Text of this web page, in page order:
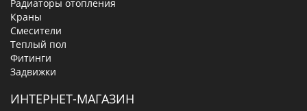
Радиаторы отопления
Краны
Смесители
Теплый пол
Фитинги
Задвижки
ИНТЕРНЕТ-МАГАЗИН